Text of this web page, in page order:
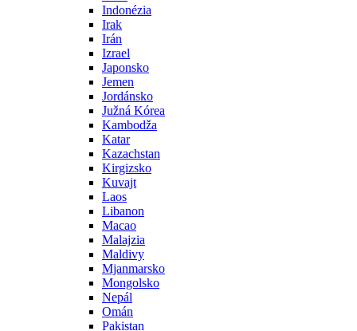
Indonézia
Irak
Irán
Izrael
Japonsko
Jemen
Jordánsko
Južná Kórea
Kambodža
Katar
Kazachstan
Kirgizsko
Kuvajt
Laos
Libanon
Macao
Malajzia
Maldivy
Mjanmarsko
Mongolsko
Nepál
Omán
Pakistan